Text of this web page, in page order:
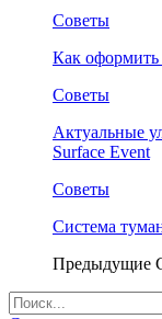
Советы
Как оформить
Советы
Актуальные
Surface Event
Советы
Система
Предыдущие